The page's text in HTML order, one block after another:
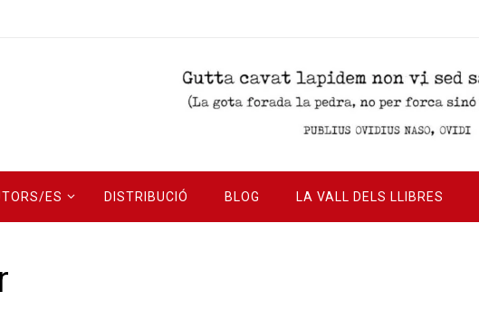
ES DISTRIBUCIÓ BLOG LA VALL DELS LLIBRES